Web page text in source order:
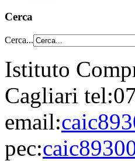
Cerca
Cerca...
Istituto
Cagliari
email:
pec: